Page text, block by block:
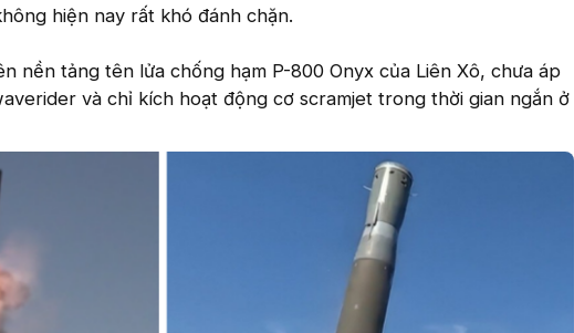
hiện nay rất khó đánh chặn.
nền tảng tên lửa chống hạm P-800 Onyx của Liên Xô, chưa áp
và chỉ kích hoạt động cơ scramjet trong thời gian ngắn ở